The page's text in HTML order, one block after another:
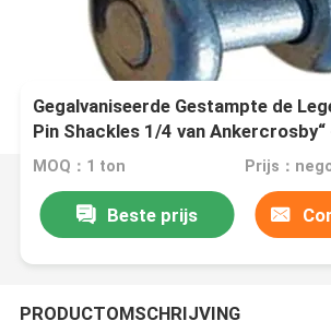
Gegalvaniseerde Gestampte de
Pin Shackles 1/4 van Ankercrosby“
MOQ：1 ton Prijs：
Beste prijs
PRODUCTOMSCHRIJVING